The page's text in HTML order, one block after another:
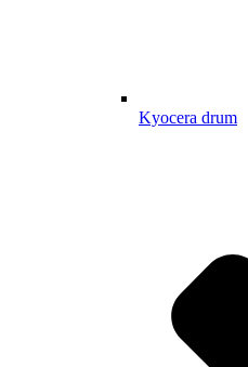
Kyocera drum